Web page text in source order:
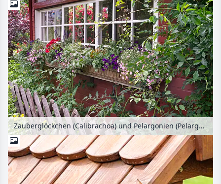
Zauberglöckchen (Calibrachoa) und Pelargonien (Pelargonium) in Balkonkästen